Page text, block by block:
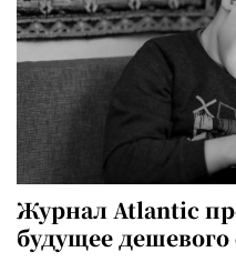
Журнал Atlantic
будущее